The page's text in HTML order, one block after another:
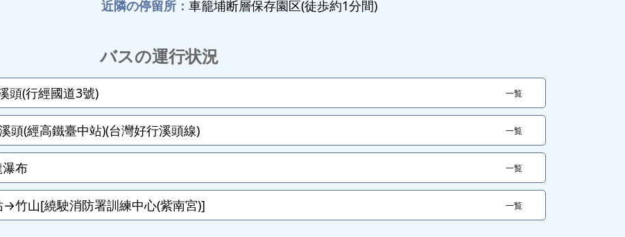
近隣の停留所： 車籠埔断層保存園区(徒歩約1分間)
バスの運行状況
頭(行經國道3號) 一覧
頭(經高鐵臺中站)(台灣好行溪頭線) 一覧
布 一覧
→竹山[繞駛消防署訓練中心(紫南宮)] 一覧